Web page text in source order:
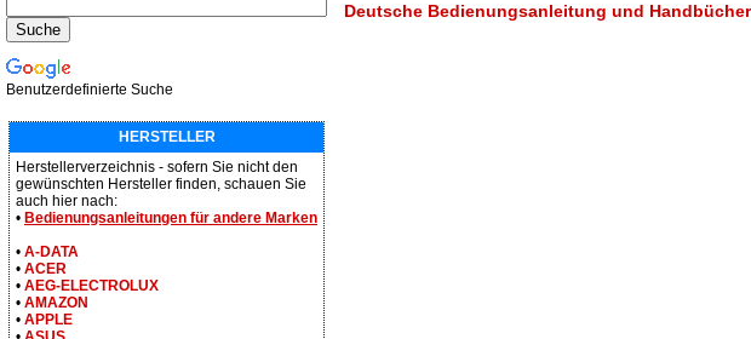
Deutsche Bedienungsanleitung und
Benutzerdefinierte Suche
HERSTELLER
Herstellerverzeichnis - sofern Sie nicht den
gewünschten Hersteller finden, schauen Sie
auch hier nach:
• Bedienungsanleitungen für andere Marken
• A-DATA
• ACER
• AEG-ELECTROLUX
• AMAZON
• APPLE